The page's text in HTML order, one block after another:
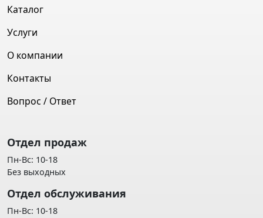
Каталог
Услуги
О компании
Контакты
Вопрос / Ответ
Отдел продаж
Пн-Вс: 10-18
Без выходных
Отдел обслуживания
Пн-Вс: 10-18